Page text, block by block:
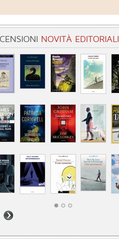
Dark Desire
Categoria:Fantasy
4.5 (1)
NOVITÀ EDITORIALI